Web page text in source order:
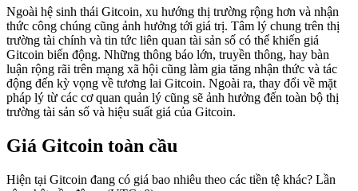
Ngoài hệ sinh thái Gitcoin, xu hướng thị trường rộng hơn và nhận
thức công chúng cũng ảnh hưởng tới giá trị. Tâm lý chung trên thị
trường tài chính và tin tức liên quan tài sản số có thể khiến giá
Gitcoin biến động. Những thông báo lớn, truyền thông, hay bàn
luận rộng rãi trên mạng xã hội cũng làm gia tăng nhận thức và tác
động đến kỳ vọng về tương lai Gitcoin. Ngoài ra, thay đổi về mặt
pháp lý từ các cơ quan quản lý cũng sẽ ảnh hưởng đến toàn bộ thị
trường tài sản số và hiệu suất giá của Gitcoin.
Giá Gitcoin toàn cầu
Hiện tại Gitcoin đang có giá bao nhiêu theo các tiền tệ khác? Lần